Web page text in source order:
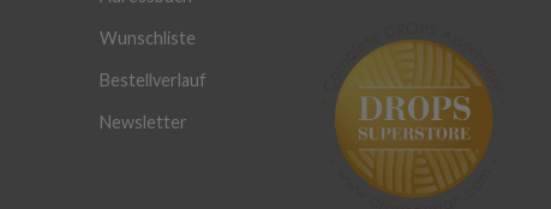
Wunschliste
Bestellverlauf
Newsletter